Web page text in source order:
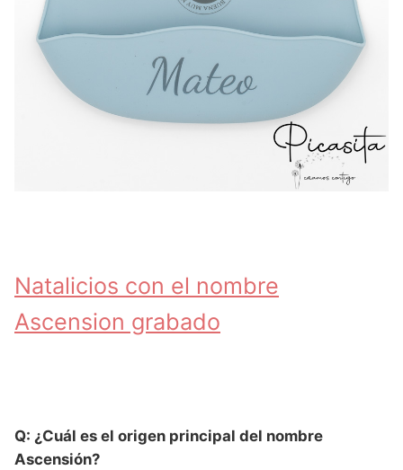
Natalicios con el nombre
Ascension grabado
Q: ¿Cuál es el origen principal del nombre
Ascensión?